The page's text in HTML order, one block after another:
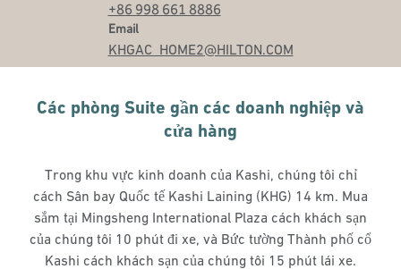
+86 998 661 8886
Email
Email
KHGAC_HOME2@HILTON.COM
Các phòng Suite gần các doanh nghiệp và
cửa hàng
Trong khu vực kinh doanh của Kashi, chúng tôi chỉ
cách Sân bay Quốc tế Kashi Laining (KHG) 14 km. Mua
sắm tại Mingsheng International Plaza cách khách sạn
của chúng tôi 10 phút đi xe, và Bức tường Thành phố cổ
Kashi cách khách sạn của chúng tôi 15 phút lái xe.